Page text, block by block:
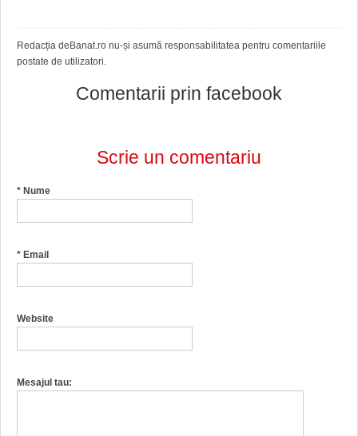
Redacția deBanat.ro nu-și asumă responsabilitatea pentru comentariile
postate de utilizatori.
Comentarii prin facebook
Scrie un comentariu
* Nume
* Email
Website
Mesajul tau: